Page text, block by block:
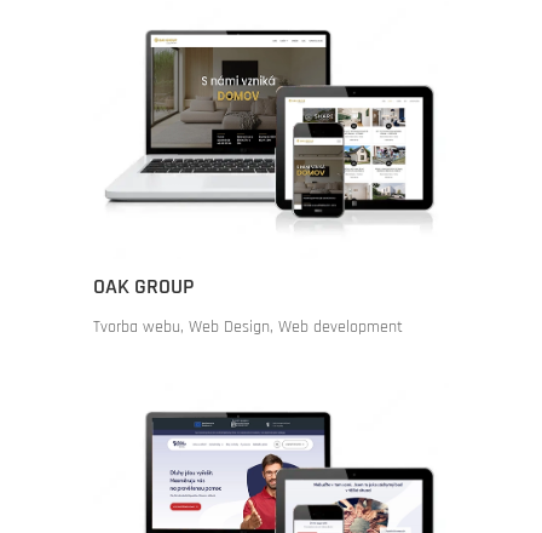
OAK GROUP
Tvorba webu, Web Design, Web development